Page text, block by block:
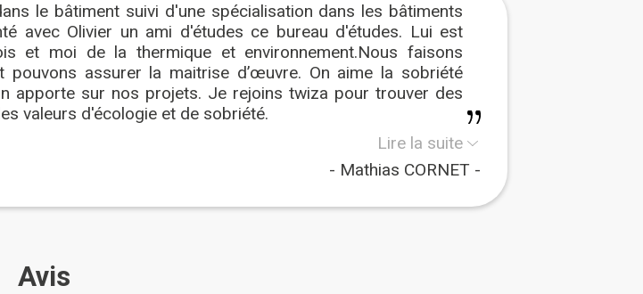
le bâtiment suivi d'une spécialisation dans les bâtiments
avec Olivier un ami d'études ce bureau d'études. Lui est
et moi de la thermique et environnement.Nous faisons
pouvons assurer la maitrise d’œuvre. On aime la sobriété
apporte sur nos projets. Je rejoins twiza pour trouver des
valeurs d'écologie et de sobriété.
Mathias CORNET
Lire la suite
Avis